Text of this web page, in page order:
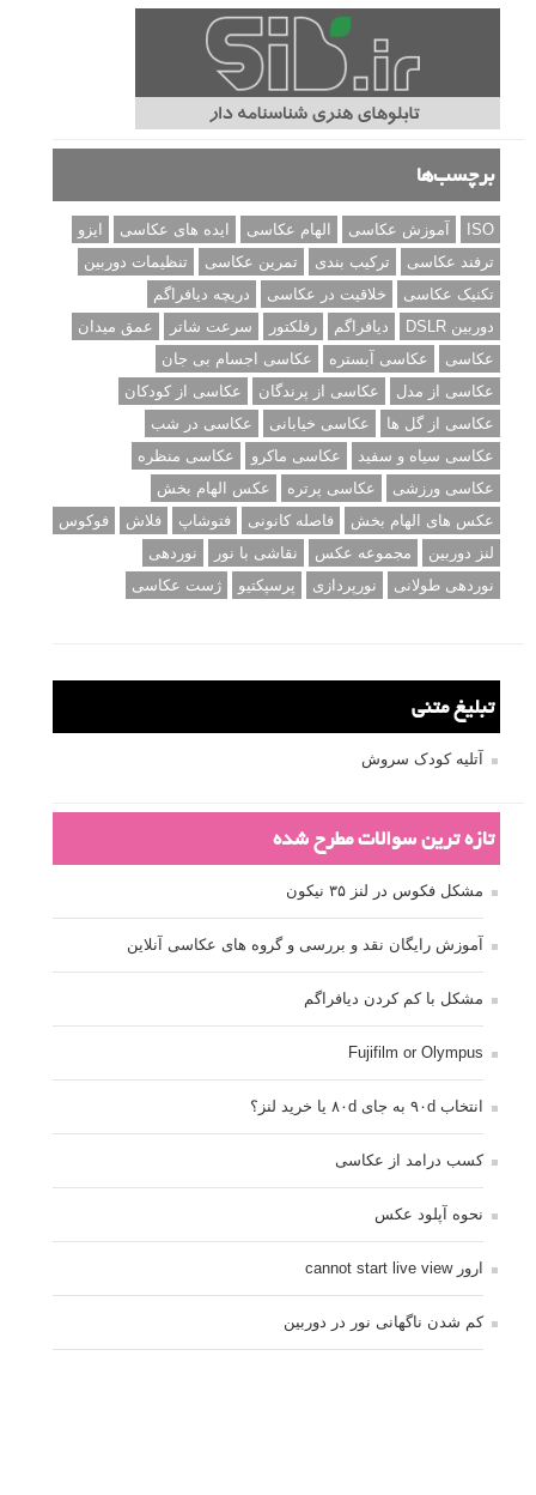
برچسب‌ها
ISO آموزش عکاسی الهام عکاسی ایده های عکاسی
ایزو
ترفند عکاسی
ترکیب بندی تمرین عکاسی
تنظیمات دوربین
تکنیک عکاسی
خلاقیت در عکاسی
دریچه دیافراگم
دوربین DSLR
دیافراگم رفلکتور سرعت شاتر
عمق میدان
عکاسی
عکاسی آبستره
عکاسی اجسام بی جان
عکاسی از مدل
عکاسی از پرندگان
عکاسی از کودکان
عکاسی از گل ها
عکاسی خیابانی
عکاسی در شب
عکاسی سیاه و سفید
عکاسی ماکرو
عکاسی منظره
عکاسی ورزشی
عکاسی پرتره
عکس الهام بخش
عکس های الهام بخش
فاصله کانونی فتوشاپ فلاش
فوکوس
لنز دوربین
مجموعه عکس نقاشی با نور
نوردهی
نوردهی طولانی
نورپردازی پرسپکتیو ژست عکاسی
تبلیغ متنی
آتلیه کودک سروش
تازه ترین سوالات مطرح شده
مشکل فکوس در لنز ۳۵ نیکون
آموزش رایگان نقد و بررسی و گروه های عکاسی آنلاین
مشکل با کم کردن دیافراگم
Fujifilm or Olympus
انتخاب ۹۰d به جای ۸۰d یا خرید لنز؟
کسب درامد از عکاسی
نحوه آپلود عکس
ارور cannot start live view
کم شدن ناگهانی نور در دوربین